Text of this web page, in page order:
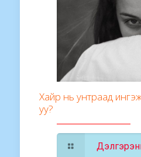
Хайр нь унтраад
уу?